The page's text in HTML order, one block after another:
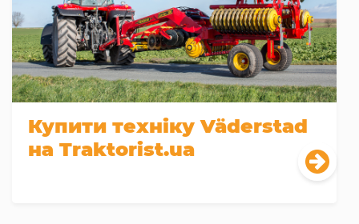
Купити техніку Väderstad
на Traktorist.ua